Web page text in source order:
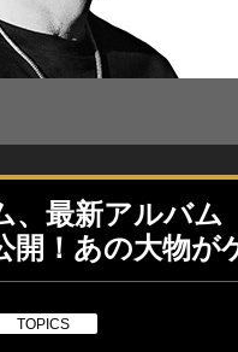
、最新アルバ
開！あの大物が
TOPICS